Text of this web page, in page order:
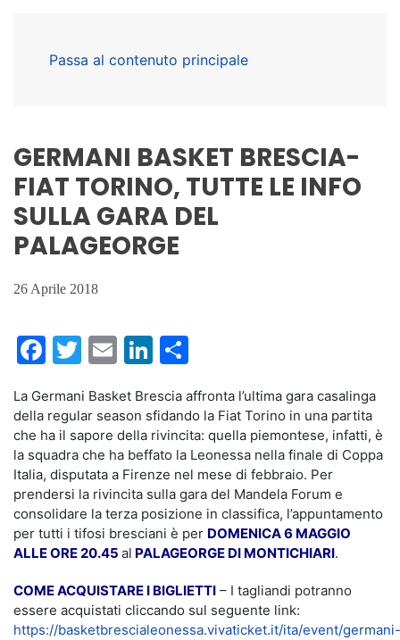
Passa al contenuto principale
GERMANI BASKET BRESCIA-
FIAT TORINO, TUTTE LE INFO
SULLA GARA DEL
PALAGEORGE
26 Aprile 2018
Facebook
Twitter
EmailLinkedIn
La Germani Basket Brescia affronta l’ultima gara casalinga
della regular season sfidando la Fiat Torino in una partita
che ha il sapore della rivincita: quella piemontese, infatti, è
la squadra che ha beffato la Leonessa nella finale di Coppa
Italia, disputata a Firenze nel mese di febbraio. Per
prendersi la rivincita sulla gara del Mandela Forum e
consolidare la terza posizione in classifica, l’appuntamento
per tutti i tifosi bresciani è per DOMENICA 6 MAGGIO
ALLE ORE 20.45 al PALAGEORGE DI MONTICHIARI.
COME ACQUISTARE I BIGLIETTI – I tagliandi potranno
essere acquistati cliccando sul seguente link:
https://basketbrescialeonessa.vivaticket.it/ita/event/germani-